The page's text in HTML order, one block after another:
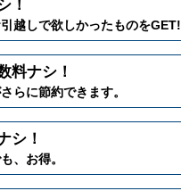
！
越しで欲しかったものをGET!
料ナシ！
らに節約できます。
シ！
、お得。